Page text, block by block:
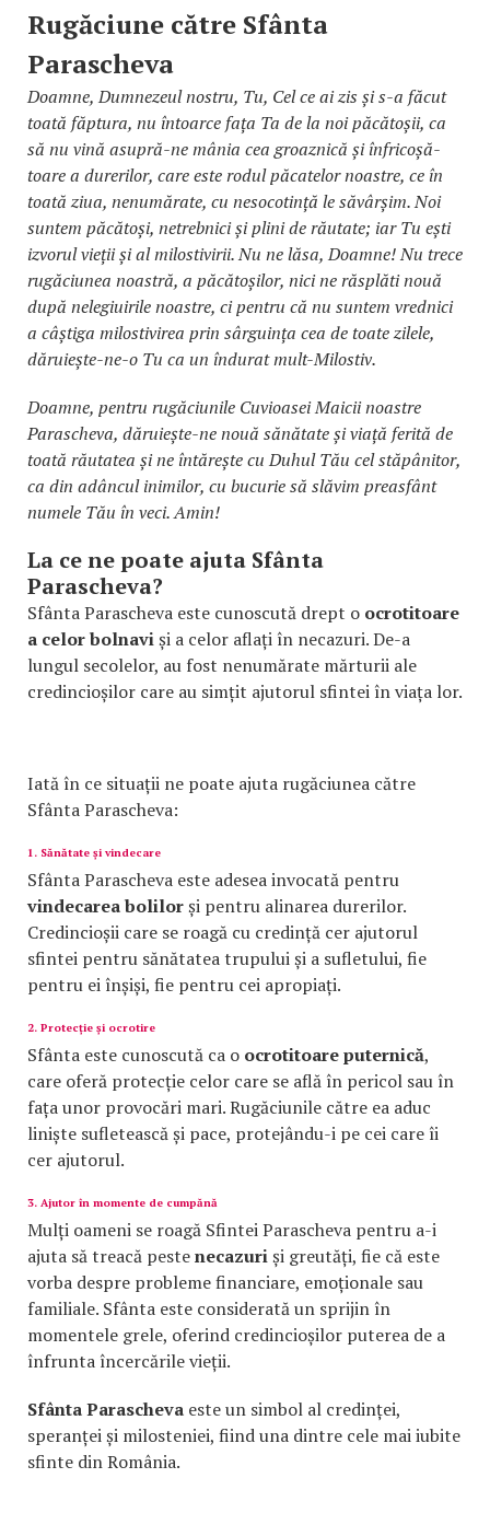
Rugăciune către Sfânta
Parascheva
Doamne, Dumnezeul nostru, Tu, Cel ce ai zis și s-a făcut
toată făptura, nu întoarce fața Ta de la noi păcătoșii, ca
să nu vină asupră-ne mânia cea groaznică și înfri­co­șă­
toare a durerilor, care este rodul păcatelor noastre, ce în
toată ziua, nenumărate, cu ne­so­co­tință le săvârșim. Noi
suntem păcătoși, ne­treb­nici și plini de răutate; iar Tu ești
izvorul vieții și al milostivirii. Nu ne lăsa, Doamne! Nu trece
rugăciunea noastră, a păcătoșilor, nici ne răsplăti nouă
după nelegiuirile noastre, ci pentru că nu suntem vrednici
a câștiga mi­los­tivirea prin sârguința cea de toate zilele,
dă­ruiește-ne-o Tu ca un îndurat mult-Milostiv.
Doamne, pentru rugăciunile Cuvioasei Maicii noastre
Parascheva, dăruiește-ne nouă sănătate și viață ferită de
toată răutatea și ne întărește cu Duhul Tău cel stăpânitor,
ca din adâncul inimilor, cu bucurie să slăvim prea­sfânt
numele Tău în veci. Amin!
La ce ne poate ajuta Sfânta
Parascheva?
Sfânta Parascheva este cunoscută drept o ocrotitoare
a celor bolnaviși a celor aflați în necazuri. De-a
lungul secolelor, au fost nenumărate mărturii ale
credincioșilor care au simțit ajutorul sfintei în viața lor.
Iată în ce situații ne poate ajuta rugăciunea către
Sfânta Parascheva:
1. Sănătate și vindecare
Sfânta Parascheva este adesea invocată pentru
vindecarea bolilorși pentru alinarea durerilor.
Credincioșii care se roagă cu credință cer ajutorul
sfintei pentru sănătatea trupului și a sufletului, fie
pentru ei înșiși, fie pentru cei apropiați.
2. Protecție și ocrotire
Sfânta este cunoscută ca o ocrotitoare puternică,
care oferă protecție celor care se află în pericol sau în
fața unor provocări mari. Rugăciunile către ea aduc
liniște sufletească și pace, protejându-i pe cei care îi
cer ajutorul.
3. Ajutor în momente de cumpănă
Mulți oameni se roagă Sfintei Parascheva pentru a-i
ajuta să treacă pestenecazuriși greutăți, fie că este
vorba despre probleme financiare, emoționale sau
familiale. Sfânta este considerată un sprijin în
momentele grele, oferind credincioșilor puterea de a
înfrunta încercările vieții.
Sfânta Parascheva este un simbol al credinței,
speranței și milosteniei, fiind una dintre cele mai iubite
sfinte din România.